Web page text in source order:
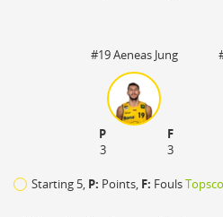
#19 Aeneas Jung
P
F
3
3
Starting 5, P: Points, F: Fouls